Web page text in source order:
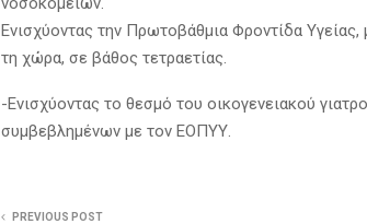
Ενισχύοντας την Πρωτοβάθμια Φροντίδα
τη χώρα, σε βάθος τετραετίας.
-Ενισχύοντας το θεσμό του οικογενειακού
συμβεβλημένων με τον ΕΟΠΥΥ.
PREVIOUS POST